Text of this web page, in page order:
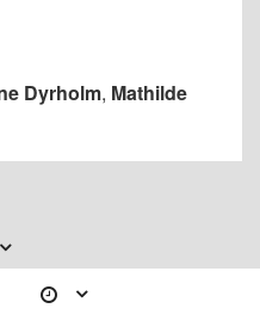
Dyrholm, Mathilde